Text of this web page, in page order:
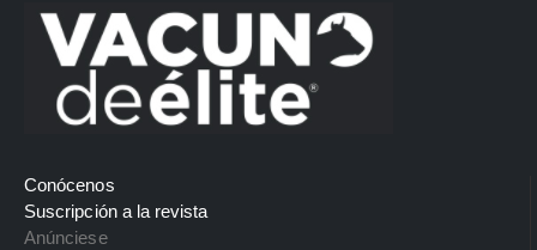
Conócenos
Suscripción a la revista
Anúnciese